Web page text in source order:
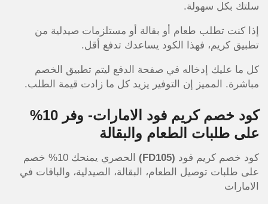
سلتك بكل سهولة.
إذا كنت تطلب طعام أو بقالة أو مستلزمات صيدلية من
تطبيق كريم، فهذا الكود يساعدك تدفع أقل.
كل ما عليك إدخاله في صفحة الدفع ليتم تطبيق الخصم
مباشرة. المميز إن التوفير يزيد كل ما زادت قيمة الطلب.
كود خصم كريم فود الامارات- وفر 10%
على طلبات الطعام والبقالة
كود خصم كريم فود (FD105)
الحصري يمنحك 10% خصم
على طلبات توصيل الطعام، البقالة، الصيدلية، والباقات في
الامارات